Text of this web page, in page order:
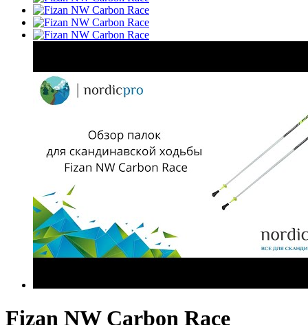
Fizan NW Carbon Race